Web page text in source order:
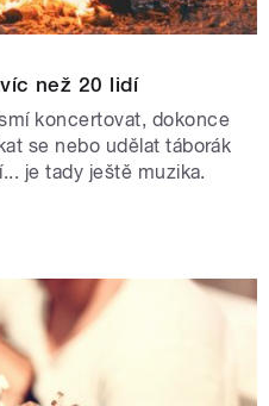
než 20 lidí
koncertovat, dokonce
se nebo udělat táborák
je tady ještě muzika.